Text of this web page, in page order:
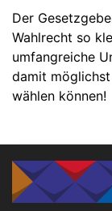
Der
Wahlrecht so
umfangreiche
damit
wählen können!
📥